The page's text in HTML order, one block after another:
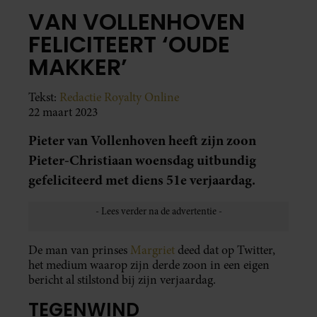
VAN VOLLENHOVEN
FELICITEERT ‘OUDE
MAKKER’
Tekst: Redactie Royalty Online
22 maart 2023
Pieter van Vollenhoven heeft zijn zoon
Pieter-Christiaan woensdag uitbundig
gefeliciteerd met diens 51e verjaardag.
De man van prinses Margriet deed dat op Twitter,
het medium waarop zijn derde zoon in een eigen
bericht al stilstond bij zijn verjaardag.
TEGENWIND